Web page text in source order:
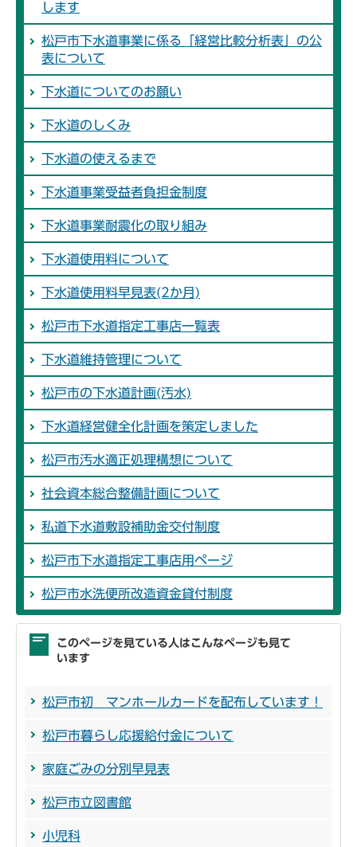
します
松戸市下水道事業に係る「経営比較分析表」の公
表について
下水道についてのお願い
下水道のしくみ
下水道の使えるまで
下水道事業受益者負担金制度
下水道事業耐震化の取り組み
下水道使用料について
下水道使用料早見表(2か月)
松戸市下水道指定工事店一覧表
下水道維持管理について
松戸市の下水道計画(汚水)
下水道経営健全化計画を策定しました
松戸市汚水適正処理構想について
社会資本総合整備計画について
私道下水道敷設補助金交付制度
松戸市下水道指定工事店用ページ
松戸市水洗便所改造資金貸付制度
このページを見ている人はこんなページも見て
います
松戸市初 マンホールカードを配布しています！
松戸市暮らし応援給付金について
家庭ごみの分別早見表
松戸市立図書館
小児科